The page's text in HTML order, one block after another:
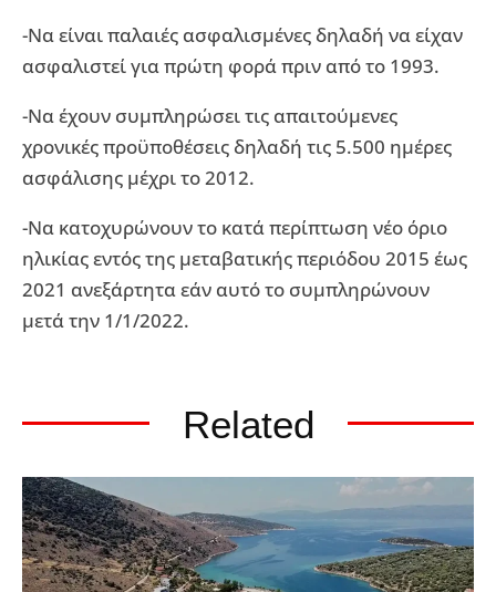
-Να είναι παλαιές ασφαλισμένες δηλαδή να είχαν
ασφαλιστεί για πρώτη φορά πριν από το 1993.
-Να έχουν συμπληρώσει τις απαιτούμενες
χρονικές προϋποθέσεις δηλαδή τις 5.500 ημέρες
ασφάλισης μέχρι το 2012.
-Να κατοχυρώνουν το κατά περίπτωση νέο όριο
ηλικίας εντός της μεταβατικής περιόδου 2015 έως
2021 ανεξάρτητα εάν αυτό το συμπληρώνουν
μετά την 1/1/2022.
Related